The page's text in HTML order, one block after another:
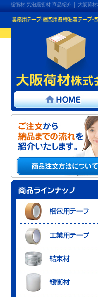
緩衝材 気泡緩衝材 商品紹介 │ 大阪荷
クラフト粘着テープ
OPP粘着テープ
布粘着テープ
クロステープ
フィラメントテープ
両面テープ
表面保護テープ
金属箔テープ
PPロープ・紐
PE紐